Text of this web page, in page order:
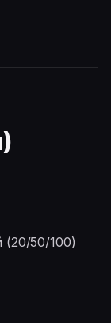
(20/50/100)